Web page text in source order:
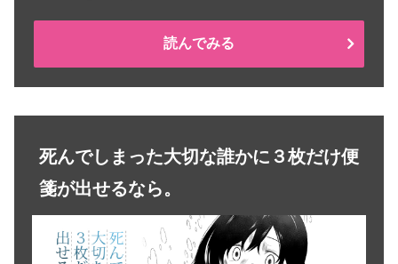
読んでみる
死んでしまった大切な誰かに３枚だけ便
箋が出せるなら。